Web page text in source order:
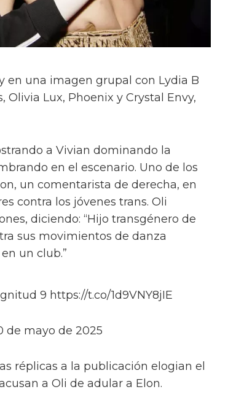
en una imagen grupal con Lydia B
Olivia Lux, Phoenix y Crystal Envy,
a Vivian dominando la
en el escenario. Uno de los
un comentarista de derecha, en
contra los jóvenes trans. Oli
diciendo: “Hijo transgénero de
sus movimientos de danza
un club.”
9 https://t.co/1d9VNY8jIE
de mayo de 2025
réplicas a la publicación elogian el
a Oli de adular a Elon.